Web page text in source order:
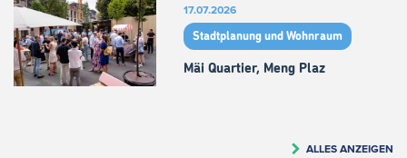
17.07.2026
Stadtplanung und Wohnraum
Mäi Quartier, Meng Plaz
ALLES ANZEIGEN